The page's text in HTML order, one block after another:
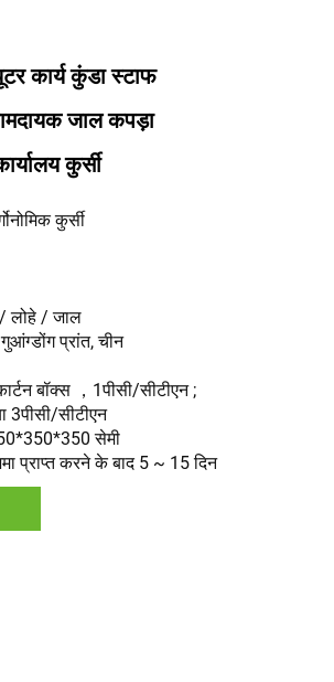
कार्य कुंडा स्टाफ
जाल कपड़ा
कुर्सी
कुर्सी
/ लोहे / जाल
प्रांत, चीन
बॉक्स ，1पीसी/सीटीएन ;
3पीसी/सीटीएन
सेमी
प्राप्त करने के बाद 5 ~ 15 दिन